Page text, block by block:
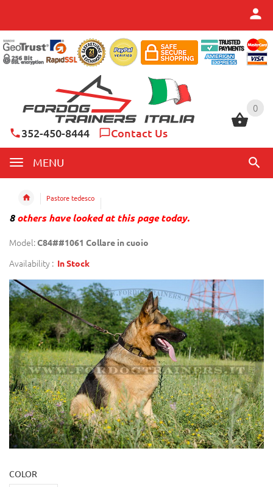
0
352-450-8444 Contact Us
MENU
0
Pastore tedesco
8others have looked at this page today.
Model:C84##1061 Collare in cuoio
Availability : In Stock
COLOR